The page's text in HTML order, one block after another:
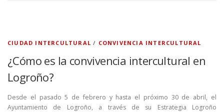
CIUDAD INTERCULTURAL / CONVIVENCIA INTERCULTURAL
¿Cómo es la convivencia intercultural en
Logroño?
Desde el pasado 5 de febrero y hasta el próximo 30 de abril, el
Ayuntamiento de Logroño, a través de su Estrategia Logroño